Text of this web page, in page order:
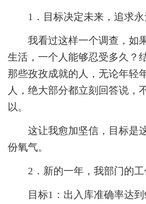
1．目标决定未来，追求永
我看过这样一个调查，如
生活，一个人能够忍受多久？
那些孜孜成就的人，无论年轻
人，绝大部分都立刻回答说，
以。
这让我愈加坚信，目标是
份氧气。
2．新的一年，我部门的
目标1：出入库准确率达